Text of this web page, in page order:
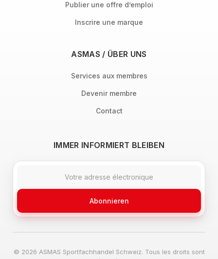
Publier une offre d’emploi
Inscrire une marque
ASMAS / ÜBER UNS
Services aux membres
Devenir membre
Contact
IMMER INFORMIERT BLEIBEN
Abonnieren
© 2026 ASMAS Sportfachhandel Schweiz. Tous les droits sont